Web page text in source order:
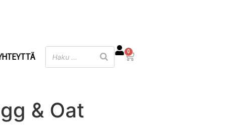
0
& Oat